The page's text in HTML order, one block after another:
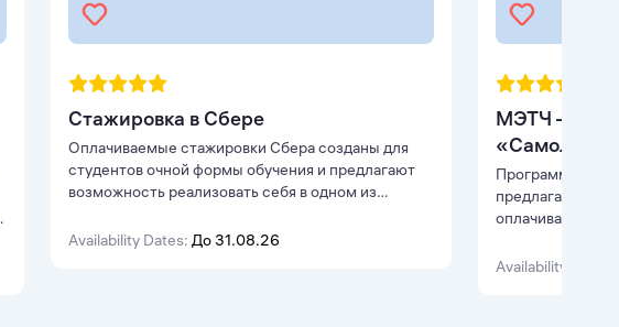
Стажировка в Сбере
Оплачиваемые стажировки Сбера созданы для
студентов очной формы обучения и предлагают
возможность реализовать себя в одном из
Программа предусматривает работу над
Availability Dates: До 31.08.26
МЭТЧ —
«Самолет»
Программа
предлагает
оплачиваемую
Availability Dates: